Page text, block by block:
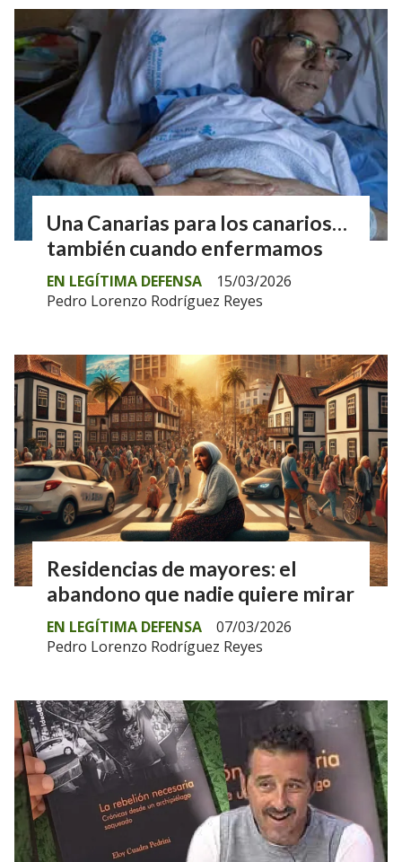
Una Canarias para los canarios…
también cuando enfermamos
Pedro Lorenzo Rodríguez Reyes
EN LEGÍTIMA DEFENSA 15/03/2026
Residencias de mayores: el
abandono que nadie quiere mirar
Pedro Lorenzo Rodríguez Reyes
EN LEGÍTIMA DEFENSA 07/03/2026